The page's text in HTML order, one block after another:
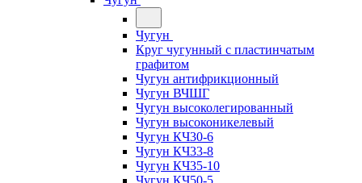
Чугун
Круг чугунный с пластинчатым
графитом
Чугун антифрикционный
Чугун ВЧШГ
Чугун высоколегированный
Чугун высоконикелевый
Чугун КЧ30-6
Чугун КЧ33-8
Чугун КЧ35-10
Чугун КЧ50-5